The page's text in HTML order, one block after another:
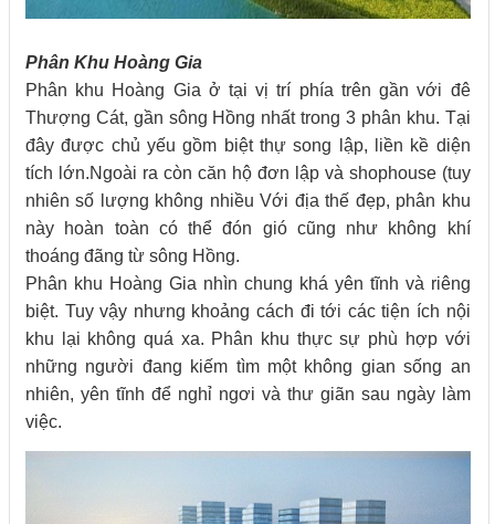
Phân Khu Hoàng Gia
Phân khu Hoàng Gia ở tại vị trí phía trên gần với đê
Thượng Cát, gần sông Hồng nhất trong 3 phân khu. Tại
đây được chủ yếu gồm biệt thự song lập, liền kề diện
tích lớn.Ngoài ra còn căn hộ đơn lập và shophouse (tuy
nhiên số lượng không nhiều Với địa thế đẹp, phân khu
này hoàn toàn có thể đón gió cũng như không khí
thoáng đãng từ sông Hồng.
Phân khu Hoàng Gia nhìn chung khá yên tĩnh và riêng
biệt. Tuy vậy nhưng khoảng cách đi tới các tiện ích nội
khu lại không quá xa. Phân khu thực sự phù hợp với
những người đang kiếm tìm một không gian sống an
nhiên, yên tĩnh để nghỉ ngơi và thư giãn sau ngày làm
việc.